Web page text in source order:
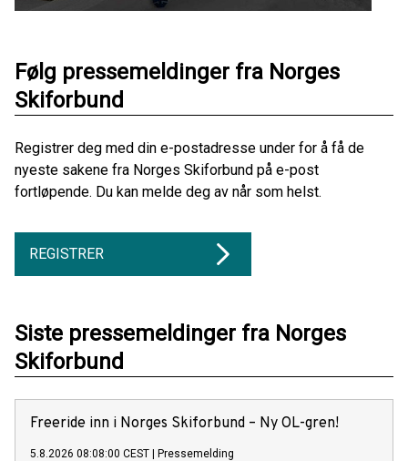
Følg pressemeldinger fra Norges
Skiforbund
Registrer deg med din e-postadresse under for å få de
nyeste sakene fra Norges Skiforbund på e-post
fortløpende. Du kan melde deg av når som helst.
REGISTRER
Siste pressemeldinger fra Norges
Skiforbund
Freeride inn i Norges Skiforbund – Ny OL-gren!
5.8.2026 08:08:00 CEST Pressemelding